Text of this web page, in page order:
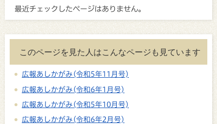
最近チェックしたページはありません。
このページを見た人はこんなページも見ています
広報あしかがみ(令和5年11月号)
広報あしかがみ(令和6年1月号)
広報あしかがみ(令和5年10月号)
広報あしかがみ(令和6年2月号)